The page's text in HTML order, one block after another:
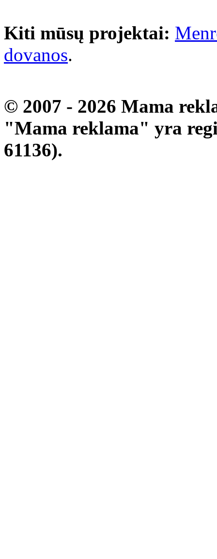
Kiti mūsų projektai:
dovanos.
© 2007 - 2026 Mama
"Mama reklama" yra
61136).